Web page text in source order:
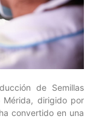
de Semillas
Mérida, dirigido por
convertido en una